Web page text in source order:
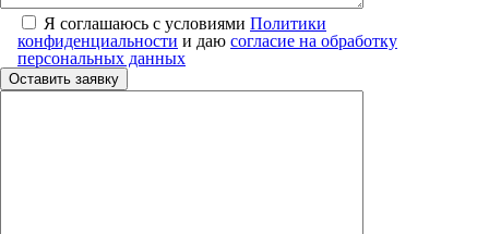
Я соглашаюсь с условиями Политики
конфиденциальности и даю согласие на обработку
персональных данных